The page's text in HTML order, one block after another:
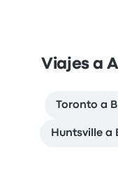
Viajes a
Toronto a
Huntsville a